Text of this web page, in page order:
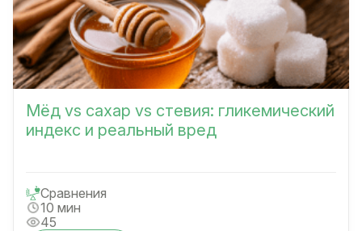
Мёд vs сахар vs стевия: гликемический
индекс и реальный вред
Сравнения
10 мин
45